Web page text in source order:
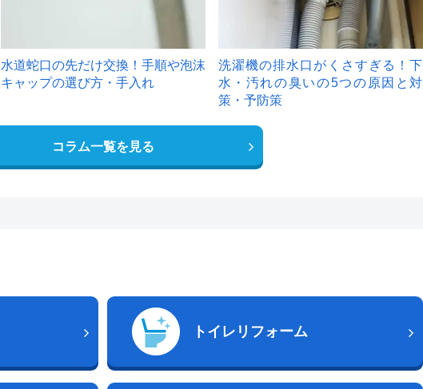
水道蛇口の先だけ交換！手順や泡沫
キャップの選び方・手入れ
洗濯機の排水口がくさすぎる！下
水・汚れの臭いの5つの原因と対
策・予防策
コラム一覧を見る
トイレリフォーム